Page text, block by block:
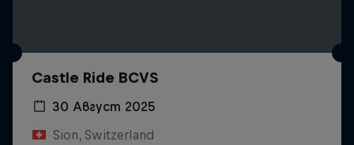
Castle Ride BCVS
30 Август 2025
Sion, Switzerland